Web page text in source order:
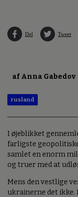
Del Tweet
af Anna Gabedov
rusland
I øjeblikket
farligste
samlet en enorm
og truer med at
Mens den vestlige
ukrainerne det ikke.